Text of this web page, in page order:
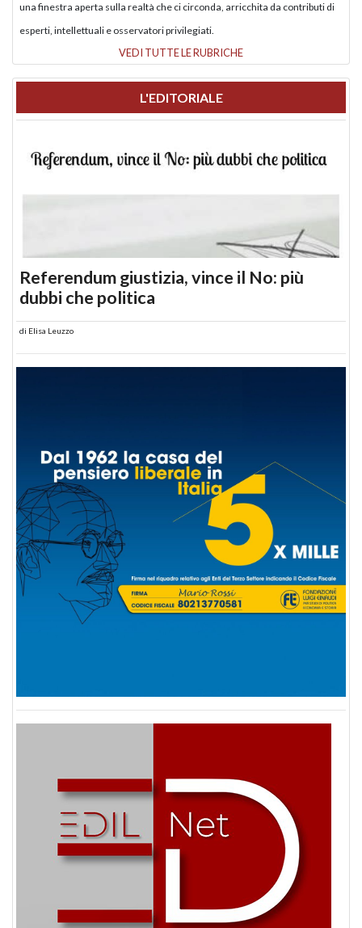
una finestra aperta sulla realtà che ci circonda, arricchita da contributi di
esperti, intellettuali e osservatori privilegiati.
VEDI TUTTE LE RUBRICHE
L'EDITORIALE
Referendum giustizia, vince il No: più
dubbi che politica
di Elisa Leuzzo